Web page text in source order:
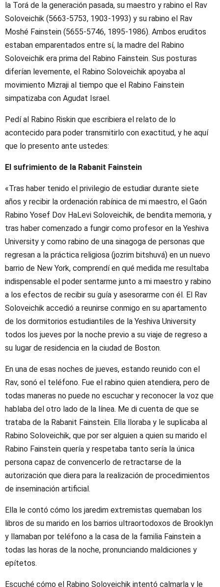
la Torá de la generación pasada, su maestro y rabino el Rav
Soloveichik (5663-5753, 1903-1993) y su rabino el Rav
Moshé Fainstein (5655-5746, 1895-1986). Ambos eruditos
estaban emparentados entre sí, la madre del Rabino
Soloveichik era prima del Rabino Fainstein. Sus posturas
diferían levemente, el Rabino Soloveichik apoyaba al
movimiento Mizraji al tiempo que el Rabino Fainstein
simpatizaba con Agudat Israel.
Pedí al Rabino Riskin que escribiera el relato de lo
acontecido para poder transmitirlo con exactitud, y he aquí
que lo presento ante ustedes:
El sufrimiento de la Rabanit Fainstein
«Tras haber tenido el privilegio de estudiar durante siete
años y recibir la ordenación rabínica de mi maestro, el Gaón
Rabino Yosef Dov HaLevi Soloveichik, de bendita memoria, y
tras haber comenzado a fungir como profesor en la Yeshiva
University y como rabino de una sinagoga de personas que
regresan a la práctica religiosa (jozrim bitshuvá) en un nuevo
barrio de New York, comprendí en qué medida me resultaba
indispensable el poder sentarme junto a mi maestro y rabino
a los efectos de recibir su guía y asesorarme con él. El Rav
Soloveichik accedió a reunirse conmigo en su apartamento
de los dormitorios estudiantiles de la Yeshiva University
todos los jueves por la noche previo a su viaje de regreso a
su lugar de residencia en la ciudad de Boston.
En una de esas noches de jueves, estando reunido con el
Rav, sonó el teléfono. Fue el rabino quien atendiera, pero de
todas maneras no puede no escuchar y reconocer la voz que
hablaba del otro lado de la línea. Me di cuenta de que se
trataba de la Rabanit Fainstein. Ella lloraba y le suplicaba al
Rabino Soloveichik, que por ser alguien a quien su marido el
Rabino Fainstein quería y respetaba tanto sería la única
persona capaz de convencerlo de retractarse de la
autorización que diera para la realización de procedimientos
de inseminación artificial.
Ella le contó cómo los jaredim extremistas quemaban los
libros de su marido en los barrios ultraortodoxos de Brooklyn
y llamaban por teléfono a la casa de la familia Fainstein a
todas las horas de la noche, pronunciando maldiciones y
epítetos.
Escuché cómo el Rabino Soloveichik intentó calmarla y le